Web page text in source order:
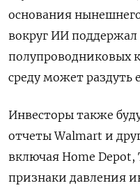
основания
вокруг ИИ
полупроводниковых
среду может раздуть
Инвесторы также
отчеты Walmart и
включая Home Depot,
признаки давления